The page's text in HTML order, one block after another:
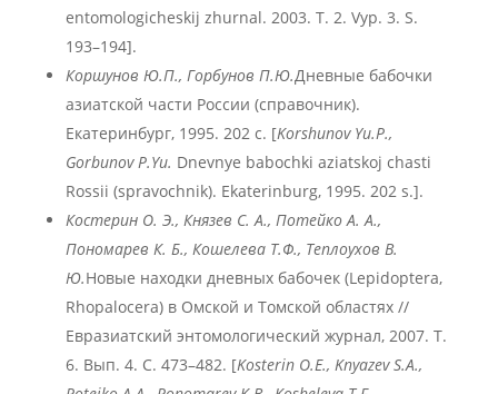
entomologicheskij zhurnal. 2003. T. 2. Vyp. 3. S.
193–194].
Коршунов Ю.П., Горбунов П.Ю.Дневные бабочки
азиатской части России (справочник).
Екатеринбург, 1995. 202 с. [Korshunov Yu.P.,
Gorbunov P.Yu. Dnevnye babochki aziatskoj chasti
Rossii (spravochnik). Ekaterinburg, 1995. 202 s.].
Костерин О. Э., Князев С. А., Потейко А. А.,
Пономарев К. Б., Кошелева Т.Ф., Теплоухов В.
Ю.Новые находки дневных бабочек (Lepidoptera,
Rhopalocera) в Омской и Томской областях //
Евразиатский энтомологический журнал, 2007. Т.
6. Вып. 4. С. 473–482. [Kosterin O.E., Knyazev S.A.,